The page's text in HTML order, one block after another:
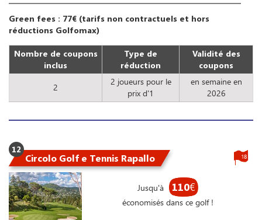
Green fees : 77€ (tarifs non contractuels et hors
réductions Golfomax)
Nombre de coupons
inclus
Type de
réduction
Validité des
coupons
2
2 joueurs pour le
prix d'1
en semaine en
2026
12
Circolo Golf e Tennis Rapallo
Jusqu'à 110€
économisés dans ce golf !
18